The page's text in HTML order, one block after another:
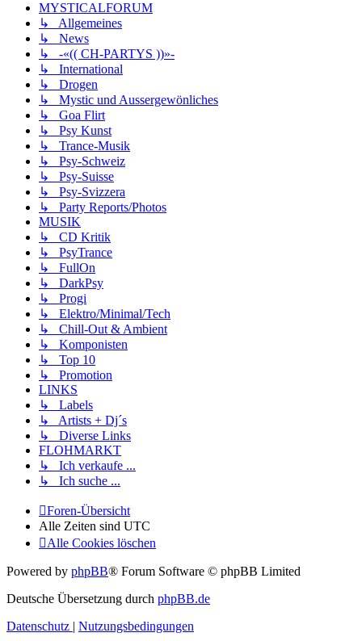
MYSTICALFORUM
↳ Allgemeines
↳ News
↳ -«(( CH-PARTYS ))»-
↳ International
↳ Drogen
↳ Mystic und Aussergewönliches
↳ Goa Flirt
↳ Psy Kunst
↳ Trance-Musik
↳ Psy-Schweiz
↳ Psy-Suisse
↳ Psy-Svizzera
↳ Party Reports/Photos
MUSIK
↳ CD Kritik
↳ PsyTrance
↳ FullOn
↳ DarkPsy
↳ Progi
↳ Elektro/Minimal/Tech
↳ Chill-Out & Ambient
↳ Komponisten
↳ Top 10
↳ Promotion
LINKS
↳ Labels
↳ Artists + Dj´s
↳ Diverse Links
FLOHMARKT
↳ Ich verkaufe ...
↳ Ich suche ...
Foren-Übersicht
Alle Zeiten sind UTC
Alle Cookies löschen
Powered by phpBB® Forum Software © phpBB Limited
Deutsche Übersetzung durch phpBB.de
Datenschutz
Nutzungsbedingungen